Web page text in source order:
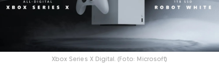
Xbox Series X Digital. (Foto: Microsoft)